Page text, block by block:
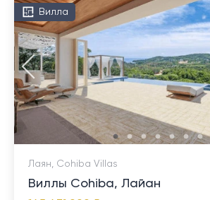
Вилла
Лаян, Cohiba Villas
Виллы Cohiba, Лайан